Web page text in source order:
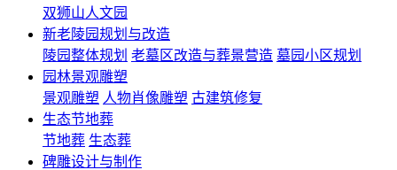
双狮山人文园
新老陵园规划与改造
陵园整体规划 老墓区改造与葬景营造 墓园小区规划
园林景观雕塑
景观雕塑 人物肖像雕塑 古建筑修复
生态节地葬
节地葬 生态葬
碑雕设计与制作